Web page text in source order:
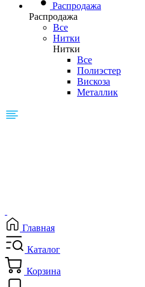
Распродажа
Распродажа
Все
Нитки
Нитки
Все
Полиэстер
Вискоза
Металлик
Главная
Каталог
Корзина